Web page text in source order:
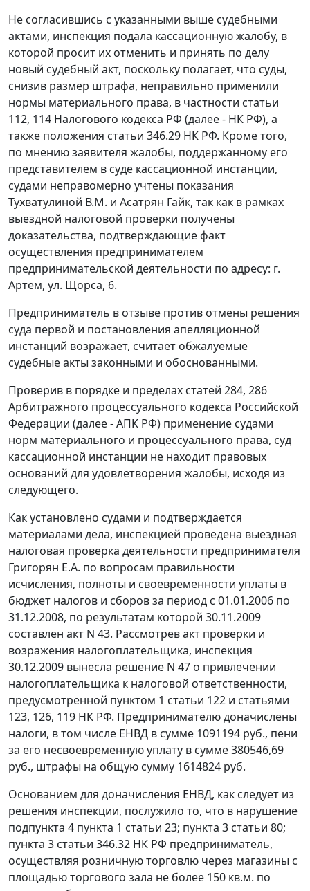
Не согласившись с указанными выше судебными
актами, инспекция подала кассационную жалобу, в
которой просит их отменить и принять по делу
новый судебный акт, поскольку полагает, что суды,
снизив размер штрафа, неправильно применили
нормы материального права, в частности статьи
112, 114 Налогового кодекса РФ (далее - НК РФ), а
также положения статьи 346.29 НК РФ. Кроме того,
по мнению заявителя жалобы, поддержанному его
представителем в суде кассационной инстанции,
судами неправомерно учтены показания
Тухватулиной В.М. и Асатрян Гайк, так как в рамках
выездной налоговой проверки получены
доказательства, подтверждающие факт
осуществления предпринимателем
предпринимательской деятельности по адресу: г.
Артем, ул. Щорса, 6.
Предприниматель в отзыве против отмены решения
суда первой и постановления апелляционной
инстанций возражает, считает обжалуемые
судебные акты законными и обоснованными.
Проверив в порядке и пределах статей 284, 286
Арбитражного процессуального кодекса Российской
Федерации (далее - АПК РФ) применение судами
норм материального и процессуального права, суд
кассационной инстанции не находит правовых
оснований для удовлетворения жалобы, исходя из
следующего.
Как установлено судами и подтверждается
материалами дела, инспекцией проведена выездная
налоговая проверка деятельности предпринимателя
Григорян Е.А. по вопросам правильности
исчисления, полноты и своевременности уплаты в
бюджет налогов и сборов за период с 01.01.2006 по
31.12.2008, по результатам которой 30.11.2009
составлен акт N 43. Рассмотрев акт проверки и
возражения налогоплательщика, инспекция
30.12.2009 вынесла решение N 47 о привлечении
налогоплательщика к налоговой ответственности,
предусмотренной пунктом 1 статьи 122 и статьями
123, 126, 119 НК РФ. Предпринимателю доначислены
налоги, в том числе ЕНВД в сумме 1091194 руб., пени
за его несвоевременную уплату в сумме 380546,69
руб., штрафы на общую сумму 1614824 руб.
Основанием для доначисления ЕНВД, как следует из
решения инспекции, послужило то, что в нарушение
подпункта 4 пункта 1 статьи 23; пункта 3 статьи 80;
пункта 3 статьи 346.32 НК РФ предприниматель,
осуществляя розничную торговлю через магазины с
площадью торгового зала не более 150 кв.м. по